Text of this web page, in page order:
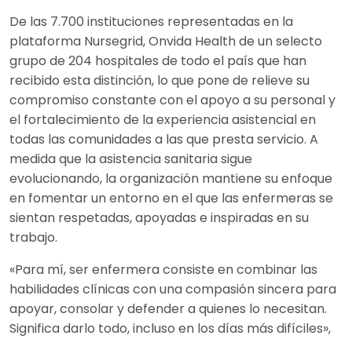
De las 7.700 instituciones representadas en la
plataforma Nursegrid, Onvida Health de un selecto
grupo de 204 hospitales de todo el país que han
recibido esta distinción, lo que pone de relieve su
compromiso constante con el apoyo a su personal y
el fortalecimiento de la experiencia asistencial en
todas las comunidades a las que presta servicio. A
medida que la asistencia sanitaria sigue
evolucionando, la organización mantiene su enfoque
en fomentar un entorno en el que las enfermeras se
sientan respetadas, apoyadas e inspiradas en su
trabajo.
«Para mí, ser enfermera consiste en combinar las
habilidades clínicas con una compasión sincera para
apoyar, consolar y defender a quienes lo necesitan.
Significa darlo todo, incluso en los días más difíciles»,